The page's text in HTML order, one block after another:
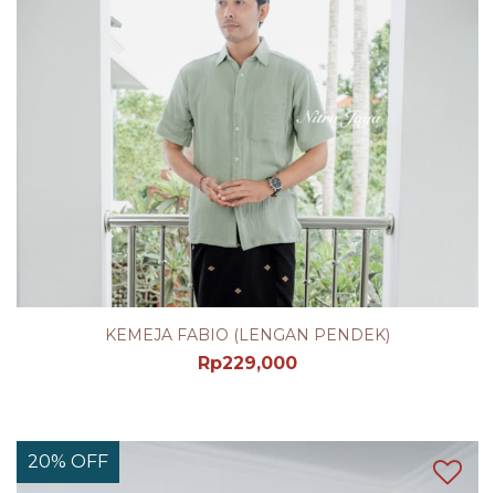
KEMEJA FABIO (LENGAN PENDEK)
Rp229,000
20% OFF